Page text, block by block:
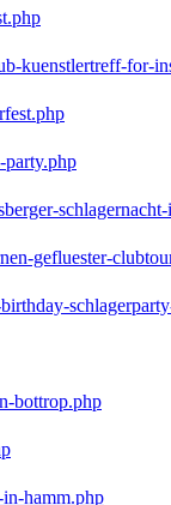
kuenstlertreff-for-
party.php
gefluester-
bottrop.php
hamm.php